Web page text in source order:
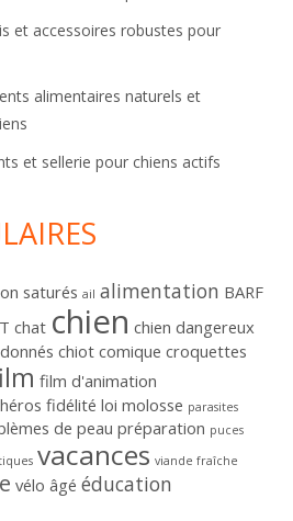
et accessoires robustes pour
alimentaires naturels et
et sellerie pour chiens actifs
saturés ail alimentation BARF
chat chien chien dangereux
chiot comique croquettes
film d'animation
héros fidélité loi molosse parasites
de peau préparation puces
vacances viande fraîche
vélo âgé éducation